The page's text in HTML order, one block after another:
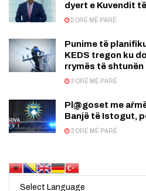
dyert e Kuvendit
2 ORË MË PARË
Punime të
KEDS tregon ku
rrymës të shtunën
3 ORË MË PARË
Pl@goset me
Banjë të Istogut,
3 ORË MË PARË